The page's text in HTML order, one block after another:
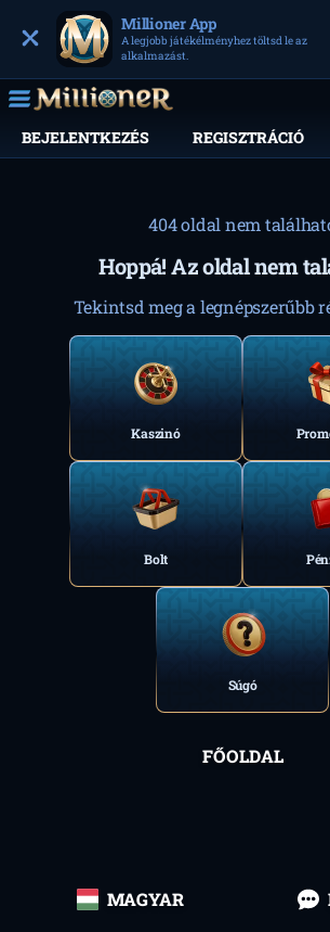
Millioner App
A legjobb játékélményhez töltsd le az
alkalmazást.
BEJELENTKEZÉS REGISZTRÁCIÓ
404 oldal nem
Hoppá! Az oldal nem
Tekintsd meg a legnépszerűbb
Kaszinó
Bolt
Súgó
FŐOLDAL
MAGYAR